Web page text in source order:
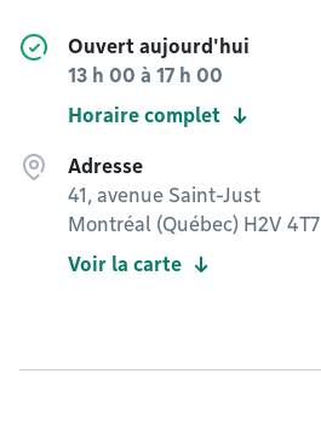
Ouvert aujourd'hui
13 h 00 à 17 h 00
Horaire complet
Adresse
41, avenue Saint-Just
Montréal (Québec) H2V 4T7
Voir la carte